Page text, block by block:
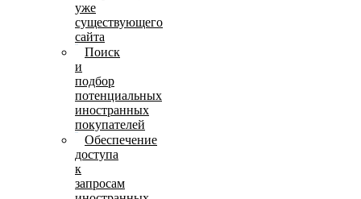
уже
существующего
сайта
Поиск
и
подбор
потенциальных
иностранных
покупателей
Обеспечение
доступа
к
запросам